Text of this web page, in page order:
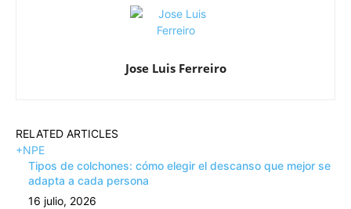
Jose Luis Ferreiro
RELATED ARTICLES
+NPE
Tipos de colchones: cómo elegir el descanso que mejor se
adapta a cada persona
16 julio, 2026